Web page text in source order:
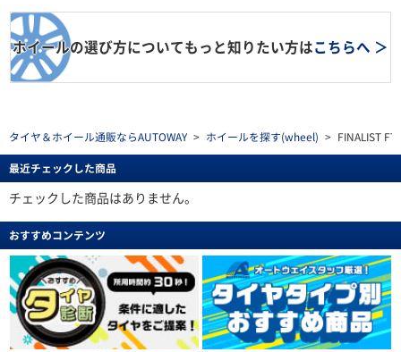
ホイールの選び方についてもっと知りたい方はこちらへ ＞
タイヤ＆ホイール通販ならAUTOWAY > ホイールを探す(wheel) > FINALIST
最近チェックした商品
チェックした商品はありません。
おすすめコンテンツ